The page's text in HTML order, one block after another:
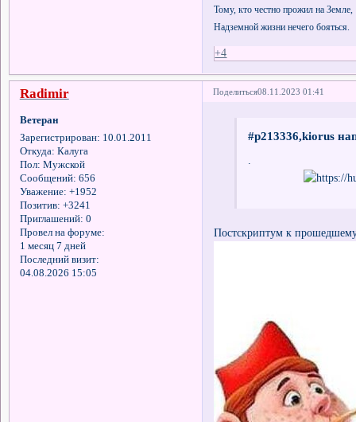
Тому, кто честно прожил на Земле,
Надземной жизни нечего бояться.
+4
Поделиться08.11.2023 01:41
Radimir
Ветеран
Зарегистрирован: 10.01.2011
Откуда: Калуга
Пол: Мужской
Сообщений: 656
Уважение: +1952
Позитив: +3241
Приглашений: 0
Провел на форуме:
1 месяц 7 дней
Последний визит:
04.08.2026 15:05
#p213336,kiorus
Постскриптум к